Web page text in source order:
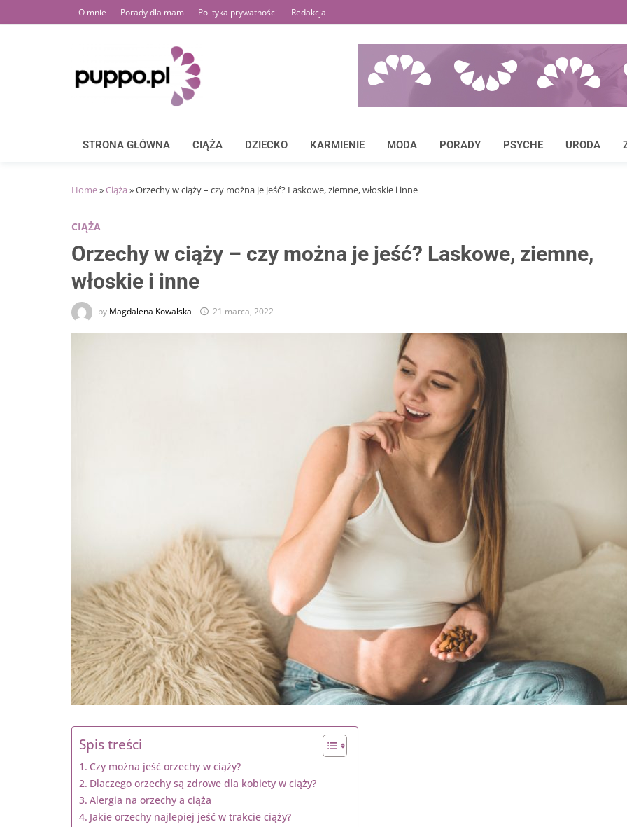
to
O mnie Porady dla mam Polityka prywatności Redakcja
STRONA GŁÓWNA CIĄŻA DZIECKO KARMIENIE MODA PORADY PSYCHE URODA
Home» Ciąża »Orzechy w ciąży – czy można je jeść? Laskowe, ziemne, włoskie i inne
CIĄŻA
Orzechy w ciąży – czy można je jeść? Laskowe, ziemne,
włoskie i inne
by Magdalena Kowalska 21 marca, 2022
Spis treści
Czy można jeść orzechy w ciąży?
Dlaczego orzechy są zdrowe dla kobiety w ciąży?
Alergia na orzechy a ciąża
Jakie orzechy najlepiej jeść w trakcie ciąży?